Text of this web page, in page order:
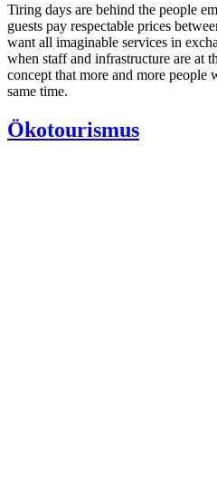
Tiring days are behind the people
guests pay respectable prices
want all imaginable services in
when staff and infrastructure are at
concept that more and more people
same time.
Ökotourismus